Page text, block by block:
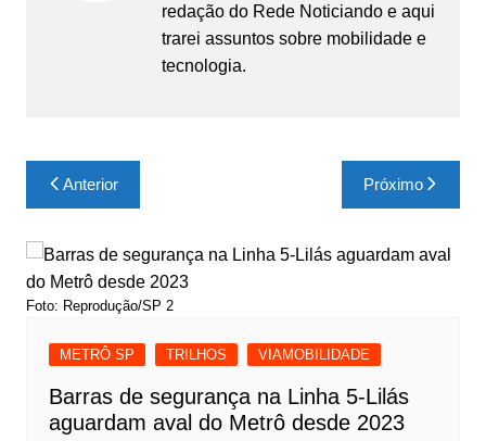
redação do Rede Noticiando e aqui
trarei assuntos sobre mobilidade e
tecnologia.
Navegação
de
Post
Anterior Próximo
Foto: Reprodução/SP 2
METRÔ SP TRILHOS VIAMOBILIDADE
Barras de segurança na Linha 5-Lilás
aguardam aval do Metrô desde 2023